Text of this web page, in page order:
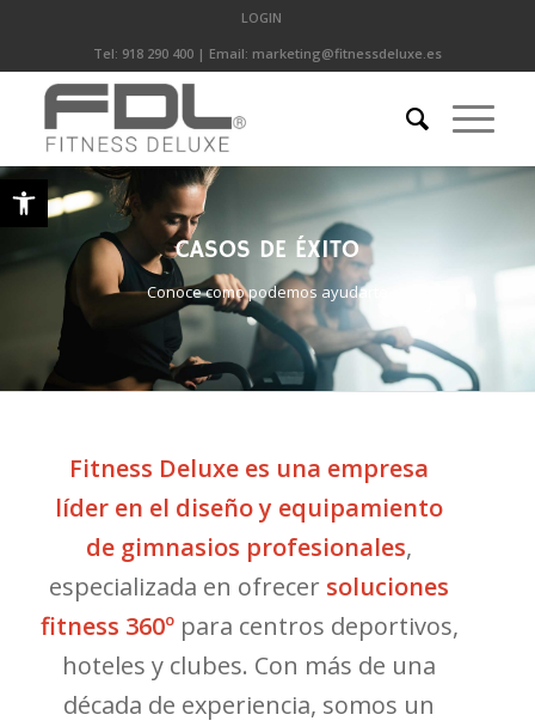
Abrir barra de herramientas
LOGIN
Tel: 918 290 400| Email: marketing@fitnessdeluxe.es
CASOS DE ÉXITO
Conoce como podemos ayudarte
Fitness Deluxe es una empresa
líder en el diseño y equipamiento
de gimnasios profesionales,
especializada en ofrecer soluciones
fitness 360ºpara centros deportivos,
hoteles y clubes. Con más de una
década de experiencia, somos un